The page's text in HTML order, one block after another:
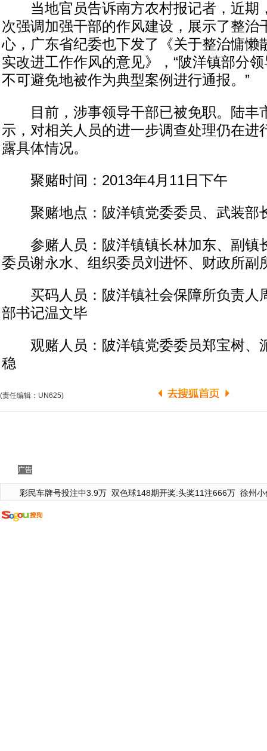
当地官员告诉南方农村报记者，近期
次强调加强干部的作风建设，展示了整治
心，广东省纪委也下发了《关于整治慵懒
实改进工作作风的意见》，“陂洋镇部分
不可避免地被作为典型案例进行通报。”
目前，涉事领导干部已被免职。陆丰
示，对相关人员的进一步调查处理仍在进
露具体情况。
聚赌时间：2013年4月11日下午
聚赌地点：陂洋镇党委委员、武装部
参赌人员：陂洋镇镇长林加东、副镇
委员谢永水、组织委员刘进怀、财政所副
买码人员：陂洋镇社会保障所负责人
部书记温文毕
观赌人员：陂洋镇党委委员郑宝树、
稳
(责任编辑：UN625)
广告
彩民车牌号投注中3.9万 双色球148期开奖:头奖11注666万 徐州